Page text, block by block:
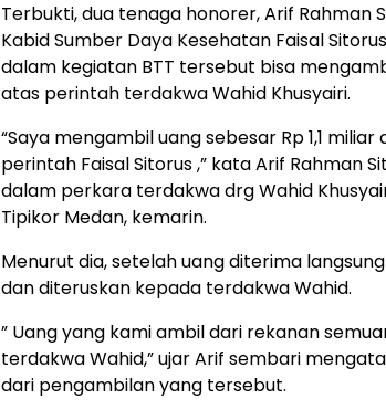
Terbukti, dua tenaga honorer, Arif Rahman
Kabid Sumber Daya Kesehatan Faisal
dalam kegiatan BTT tersebut bisa
atas perintah terdakwa Wahid Khusyairi.
“Saya mengambil uang sebesar Rp 1,1
perintah Faisal Sitorus ,” kata Arif Rahman
dalam perkara terdakwa drg Wahid
Tipikor Medan, kemarin.
Menurut dia, setelah uang diterima
dan diteruskan kepada terdakwa Wahid.
” Uang yang kami ambil dari rekanan
terdakwa Wahid,” ujar Arif sembari
dari pengambilan yang tersebut.